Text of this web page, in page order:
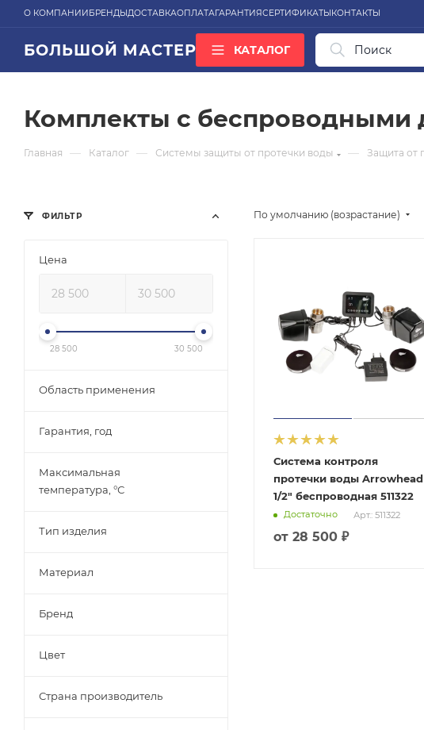
О КОМПАНИИБРЕНДЫДОСТАВКАОПЛАТАГАРАНТИЯСЕРТИФИКАТЫКОНТАКТЫ
БОЛЬШОЙ МАСТЕР КАТАЛОГ
Комплекты с беспроводными
Главная — Каталог — Системы защиты от протечки воды — Защита от
По умолчанию (возрастание)
Система контроля
протечки воды Arrowhead
1/2" беспроводная 511322
Достаточно Арт.: 511322
от 28 500 ₽
ФИЛЬТР
Цена
28 500 30 500
Область применения
Гарантия, год
Максимальная
температура, °С
Тип изделия
Материал
Бренд
Цвет
Страна производитель